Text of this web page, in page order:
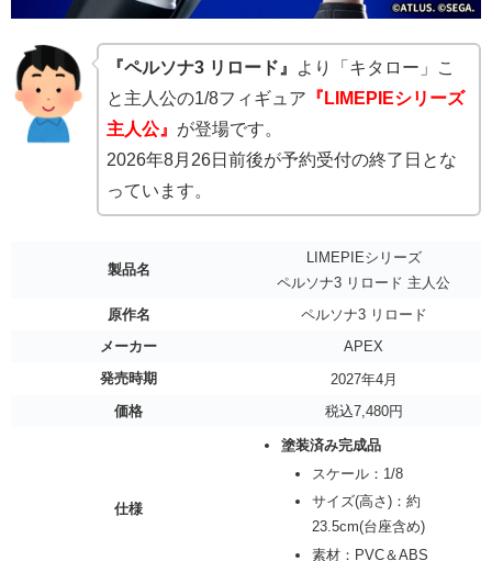
『ペルソナ3 リロード』 より「キタロー」こ
と主人公の1/8フィギュア 『LIMEPIEシリーズ
主人公』 が登場です。
2026年8月26日前後が予約受付の終了日とな
っています。
製品名
LIMEPIEシリーズ
ペルソナ3 リロード 主人公
原作名
ペルソナ3 リロード
メーカー
APEX
発売時期
2027年4月
価格
税込7,480円
仕様
塗装済み完成品
スケール：1/8
サイズ(高さ)：約
23.5cm(台座含め)
素材：PVC＆ABS